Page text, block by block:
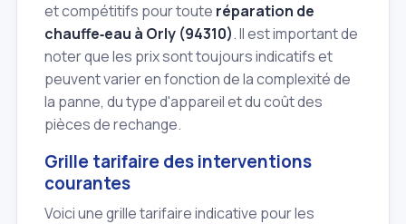
et compétitifs pour toute réparation de
chauffe‑eau à Orly (94310). Il est important de
noter que les prix sont toujours indicatifs et
peuvent varier en fonction de la complexité de
la panne, du type d'appareil et du coût des
pièces de rechange.
Grille tarifaire des interventions
courantes
Voici une grille tarifaire indicative pour les